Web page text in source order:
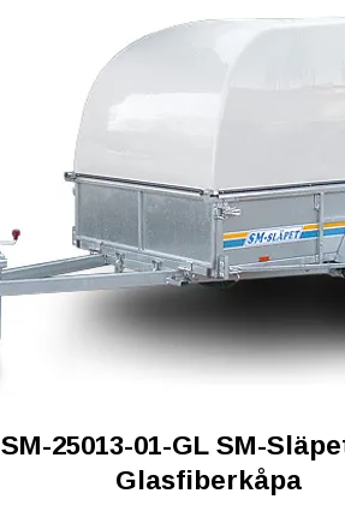
SM-25013-01-GL SM-
Glasfiberkåpa